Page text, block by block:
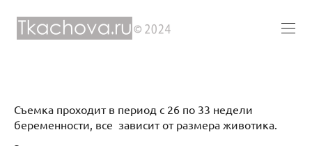
Съемка проходит в период с 26 по 33 недели
беременности, все зависит от размера животика.